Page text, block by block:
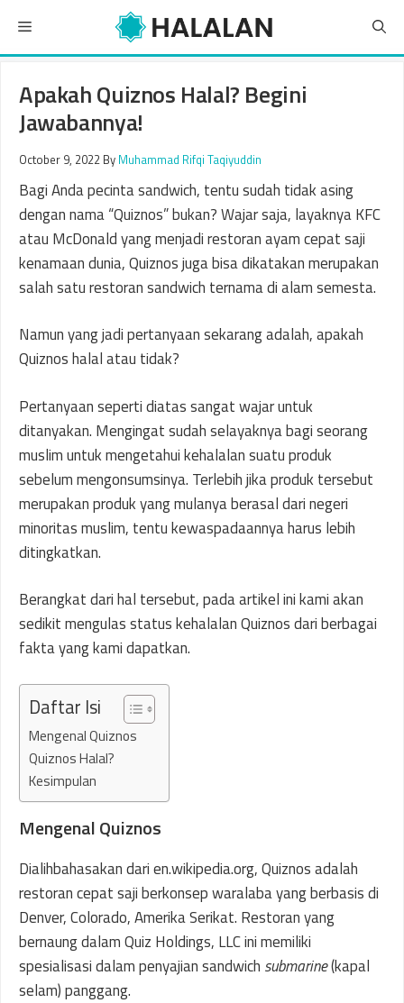
content
Menu
Apakah Quiznos Halal? Begini
Jawabannya!
October 9, 2022 By Muhammad Rifqi Taqiyuddin
Bagi Anda pecinta sandwich, tentu sudah tidak asing
dengan nama “Quiznos” bukan? Wajar saja, layaknya KFC
atau McDonald yang menjadi restoran ayam cepat saji
kenamaan dunia, Quiznos juga bisa dikatakan merupakan
salah satu restoran sandwich ternama di alam semesta.
Namun yang jadi pertanyaan sekarang adalah, apakah
Quiznos halal atau tidak?
Pertanyaan seperti diatas sangat wajar untuk
ditanyakan. Mengingat sudah selayaknya bagi seorang
muslim untuk mengetahui kehalalan suatu produk
sebelum mengonsumsinya. Terlebih jika produk tersebut
merupakan produk yang mulanya berasal dari negeri
minoritas muslim, tentu kewaspadaannya harus lebih
ditingkatkan.
Berangkat dari hal tersebut, pada artikel ini kami akan
sedikit mengulas status kehalalan Quiznos dari berbagai
fakta yang kami dapatkan.
Daftar Isi
Mengenal Quiznos
Quiznos Halal?
Kesimpulan
Mengenal Quiznos
Dialihbahasakan dari en.wikipedia.org, Quiznos adalah
restoran cepat saji berkonsep waralaba yang berbasis di
Denver, Colorado, Amerika Serikat. Restoran yang
bernaung dalam Quiz Holdings, LLC ini memiliki
spesialisasi dalam penyajian sandwich submarine(kapal
selam) panggang.